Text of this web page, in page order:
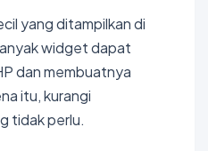
yang ditampilkan di
widget dapat
dan membuatnya
itu, kurangi
tidak perlu.